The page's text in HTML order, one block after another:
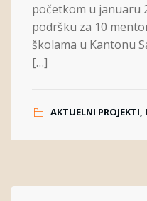
početkom u januaru
podršku za 10
školama u Kantonu
[…]
AKTUELNI